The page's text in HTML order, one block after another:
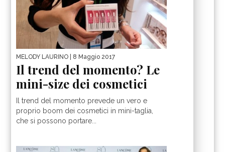
MELODY LAURINO | 8 Maggio 2017
Il trend del momento? Le
mini-size dei cosmetici
Il trend del momento prevede un vero e
proprio boom dei cosmetici in mini-taglia,
che si possono portare...